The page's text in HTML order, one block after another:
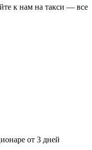
к нам на такси — все
от 3 дней